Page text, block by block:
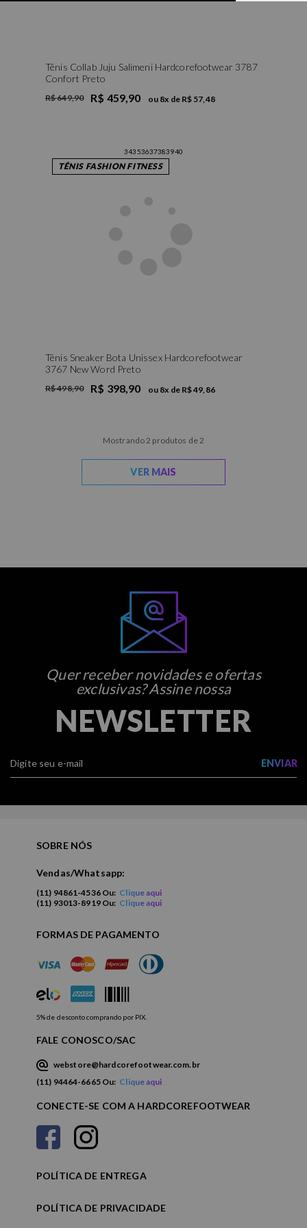
Tênis Collab Juju Salimeni Hardcorefootwear 3787
Confort Preto
R$ 649,90 R$ 459,90 ou 8x de R$ 57,48
TÊNIS FASHION FITNESS
34353637383940
Tênis Sneaker Bota Unissex Hardcorefootwear
3767 New Word Preto
R$ 498,90 R$ 398,90 ou 8x de R$ 49,86
Mostrando 2 produtos de 2
VER MAIS
Quer receber novidades e ofertas
exclusivas? Assine nossa
NEWSLETTER
ENVIAR
SOBRE NÓS
Vendas/Whatsapp:
(11) 94861-4536 Ou: Clique aqui
(11) 93013-8919 Ou: Clique aqui
FORMAS DE PAGAMENTO
5% de desconto comprando por PIX.
FALE CONOSCO/SAC
webstore@hardcorefootwear.com.br
(11) 94464-6665 Ou: Clique aqui
CONECTE-SE COM A HARDCOREFOOTWEAR
POLÍTICA DE ENTREGA
POLÍTICA DE PRIVACIDADE